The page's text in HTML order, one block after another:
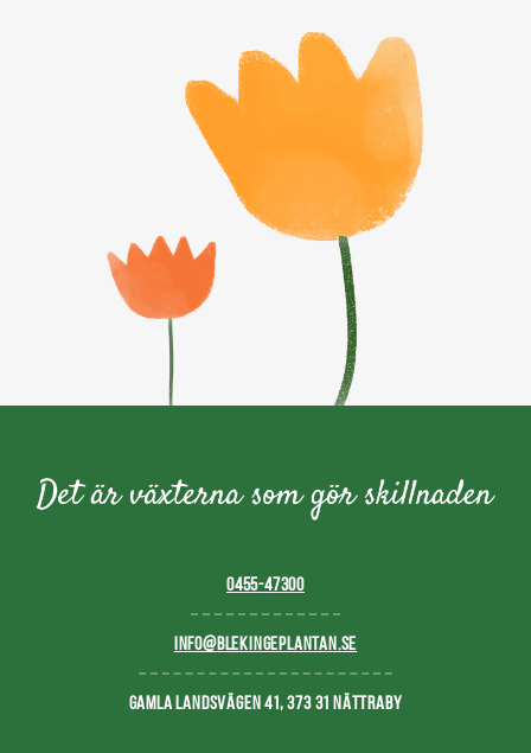
0455-47300
INFO@BLEKINGEPLANTAN.SE
GAMLA LANDSVÄGEN 41, 373 31 NÄTTRABY